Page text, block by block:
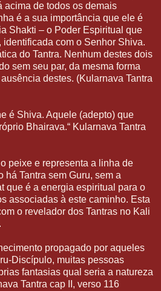
acima de todos os demais
é a sua importância que ele é
Shakti – o Poder Espiritual que
identificada com o Senhor Shiva.
do Tantra. Nenhum destes dois
sem seu par, da mesma forma
destes. (Kularnava Tantra
é Shiva. Aquele (adepto) que
Bhairava.“ Kularnava Tantra
peixe e representa a linha de
há Tantra sem Guru, sem a
que é a energia espiritual para o
associadas à este caminho. Esta
o revelador dos Tantras no Kali
propagado por aqueles
Discípulo, muitas pessoas
fantasias qual seria a natureza
Tantra cap II, verso 116